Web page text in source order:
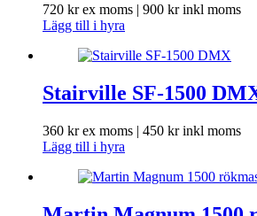
720 krex moms | 900 krinkl moms
Lägg till i hyra
Stairville SF-1500
360 krex moms | 450 krinkl moms
Lägg till i hyra